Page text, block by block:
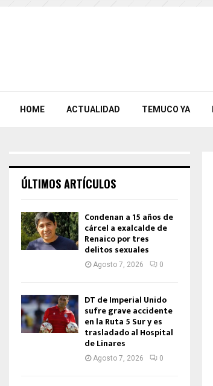
HOME ACTUALIDAD TEMUCO YA
ÚLTIMOS ARTÍCULOS
Condenan a 15 años de
cárcel a exalcalde de
Renaico por tres
delitos sexuales
Agosto 7, 2026 0
DT de Imperial Unido
sufre grave accidente
en la Ruta 5 Sur y es
trasladado al Hospital
de Linares
Agosto 7, 2026 0